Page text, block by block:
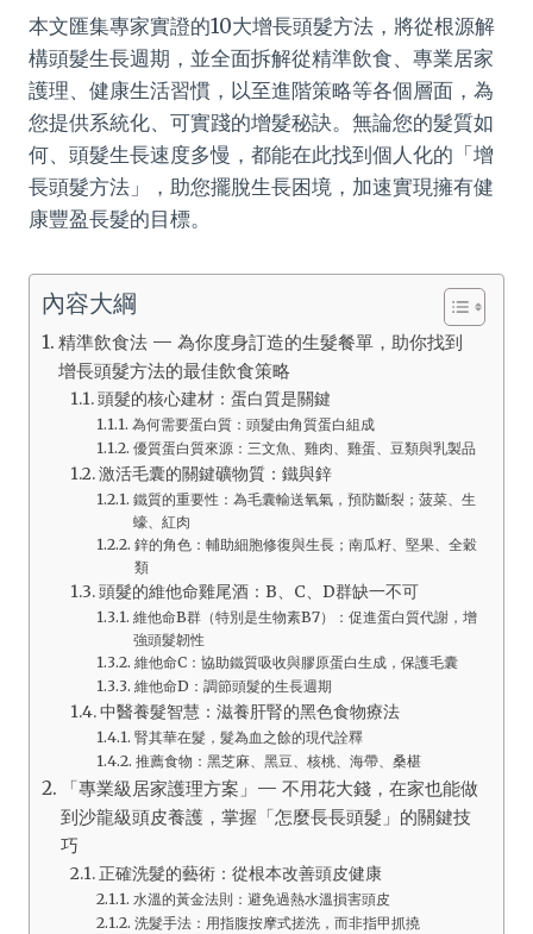
本文匯集專家實證的10大增長頭髮方法，將從根源解
構頭髮生長週期，並全面拆解從精準飲食、專業居家
護理、健康生活習慣，以至進階策略等各個層面，為
您提供系統化、可實踐的增髮秘訣。無論您的髮質如
何、頭髮生長速度多慢，都能在此找到個人化的「增
長頭髮方法」，助您擺脫生長困境，加速實現擁有健
康豐盈長髮的目標。
內容大綱
精準飲食法 — 為你度身訂造的生髮餐單，助你找到
增長頭髮方法的最佳飲食策略
頭髮的核心建材：蛋白質是關鍵
為何需要蛋白質：頭髮由角質蛋白組成
優質蛋白質來源：三文魚、雞肉、雞蛋、豆類與乳製品
激活毛囊的關鍵礦物質：鐵與鋅
鐵質的重要性：為毛囊輸送氧氣，預防斷裂；菠菜、生
蠔、紅肉
鋅的角色：輔助細胞修復與生長；南瓜籽、堅果、全穀
類
頭髮的維他命雞尾酒：B、C、D群缺一不可
維他命B群（特別是生物素B7）：促進蛋白質代謝，增
強頭髮韌性
維他命C：協助鐵質吸收與膠原蛋白生成，保護毛囊
維他命D：調節頭髮的生長週期
中醫養髮智慧：滋養肝腎的黑色食物療法
腎其華在髮，髮為血之餘的現代詮釋
推薦食物：黑芝麻、黑豆、核桃、海帶、桑椹
「專業級居家護理方案」— 不用花大錢，在家也能做
到沙龍級頭皮養護，掌握「怎麼長長頭髮」的關鍵技
巧
正確洗髮的藝術：從根本改善頭皮健康
水溫的黃金法則：避免過熱水溫損害頭皮
洗髮手法：用指腹按摩式搓洗，而非指甲抓撓